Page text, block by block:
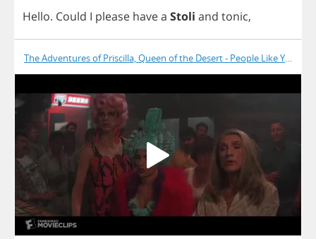
Hello. Could I please havea Stoli and tonic,
The Adventures of Priscilla, Queen of the Desert - People Like You